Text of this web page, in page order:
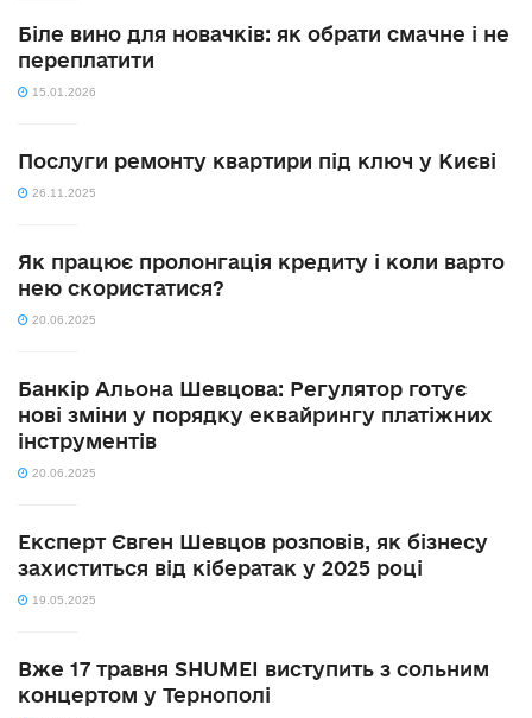
Біле вино для новачків: як обрати смачне і не
переплатити
15.01.2026
Послуги ремонту квартири під ключ у Києві
26.11.2025
Як працює пролонгація кредиту і коли варто
нею скористатися?
20.06.2025
Банкір Альона Шевцова: Регулятор готує
нові зміни у порядку еквайрингу платіжних
інструментів
20.06.2025
Експерт Євген Шевцов розповів, як бізнесу
захиститься від кібератак у 2025 році
19.05.2025
Вже 17 травня SHUMEI виступить з сольним
концертом у Тернополі